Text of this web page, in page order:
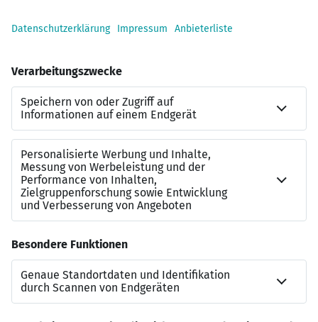
Unbefristete Anstellung, leistungsgerechte und
Flexible Arbeitszeiten, Überstundenausgleich und
überdurchschnittliche Sozialleistungen
Unterstützung bei Ihrer beruflichen
Weiterentwicklung
Direkte und effektive Kommunikation
Kontaktdaten:
bewerbung@ingserv.de
Ansprechpartner: Kendra Schmidt